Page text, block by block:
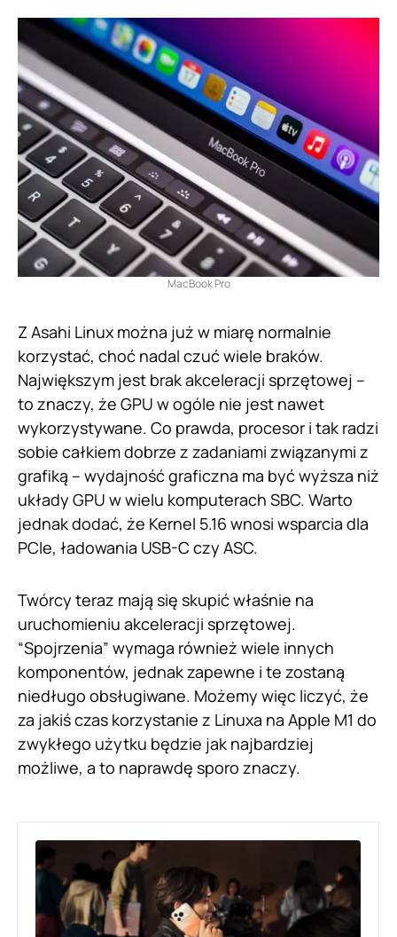
MacBook Pro
Z Asahi Linux można już w miarę normalnie
korzystać, choć nadal czuć wiele braków.
Największym jest brak akceleracji sprzętowej –
to znaczy, że GPU w ogóle nie jest nawet
wykorzystywane. Co prawda, procesor i tak radzi
sobie całkiem dobrze z zadaniami związanymi z
grafiką – wydajność graficzna ma być wyższa niż
układy GPU w wielu komputerach SBC. Warto
jednak dodać, że Kernel 5.16 wnosi wsparcia dla
PCIe, ładowania USB-C czy ASC.
Twórcy teraz mają się skupić właśnie na
uruchomieniu akceleracji sprzętowej.
“Spojrzenia” wymaga również wiele innych
komponentów, jednak zapewne i te zostaną
niedługo obsługiwane. Możemy więc liczyć, że
za jakiś czas korzystanie z Linuxa na Apple M1 do
zwykłego użytku będzie jak najbardziej
możliwe, a to naprawdę sporo znaczy.